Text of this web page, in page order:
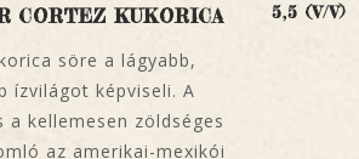
CORTEZ KUKORICA 5,5 (V/V)
söre a lágyabb,
ízvilágot képviseli. A
a kellemesen zöldséges
az amerikai-mexikói